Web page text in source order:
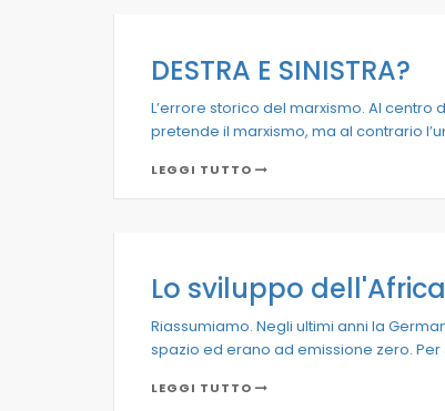
DESTRA E SINISTRA?
L’errore storico del marxismo. Al
pretende il marxismo, ma al contrario
LEGGI TUTTO
Lo sviluppo dell'Africa
Riassumiamo. Negli ultimi anni la
spazio ed erano ad emissione zero.
LEGGI TUTTO